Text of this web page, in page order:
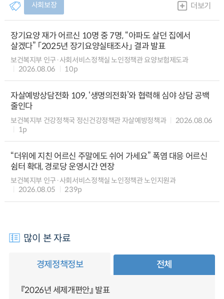
사회보장 더보기
장기요양 재가 어르신 10명 중 7명, “아파도 살던 집에서
살겠다” 「2025년 장기요양실태조사」 결과 발표
보건복지부 인구·사회서비스정책실 노인정책관 요양보험제도과
2026.08.06
10p
자살예방상담전화 109, ‘생명의전화’와 협력해 심야 상담 공백
줄인다
보건복지부 건강정책국 정신건강정책관 자살예방정책과
2026.08.06
1p
“더위에 지친 어르신 주말에도 쉬어 가세요” 폭염 대응 어르신
쉼터 확대, 경로당 운영시간 연장
보건복지부 인구·사회서비스정책실 노인정책관 노인지원과
2026.08.05
239p
많이 본 자료
경제정책정보 전체
『2026년 세제개편안』 발표